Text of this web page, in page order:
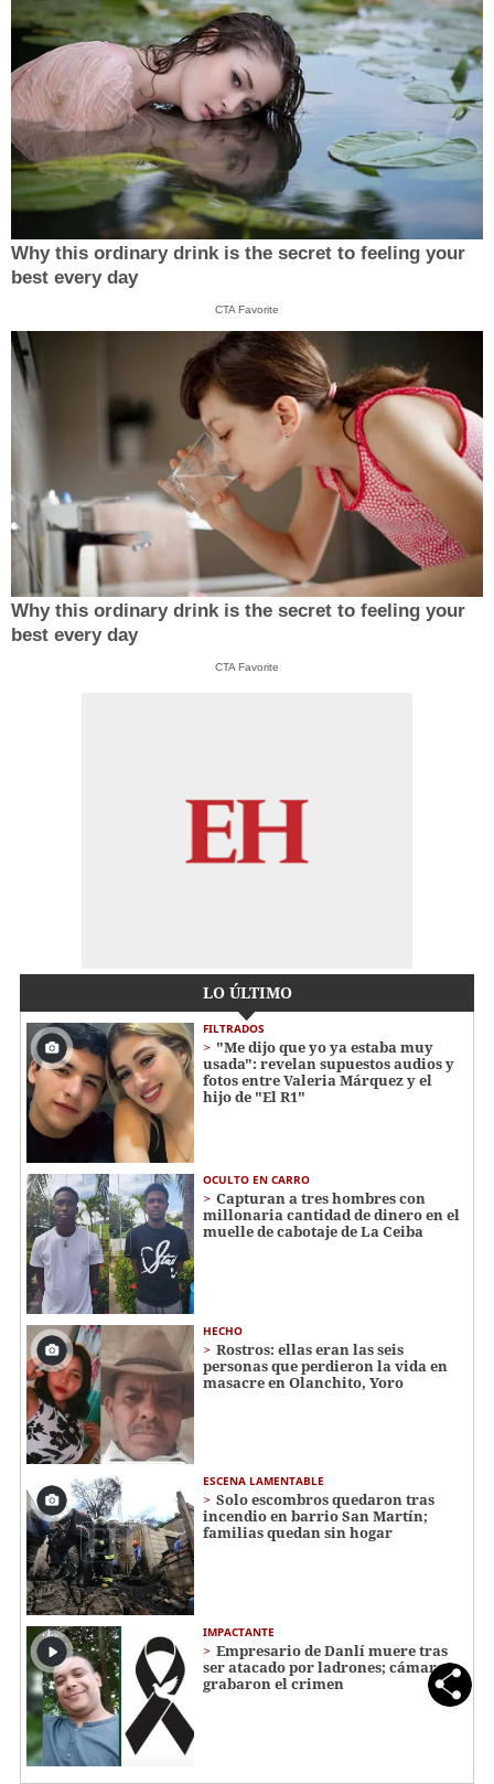
Why this ordinary drink is the secret to feeling your
best every day
CTA Favorite
Why this ordinary drink is the secret to feeling your
best every day
CTA Favorite
LO ÚLTIMO
FILTRADOS
"Me dijo que yo ya estaba muy
usada": revelan supuestos audios y
fotos entre Valeria Márquez y el
hijo de "El R1"
OCULTO EN CARRO
Capturan a tres hombres con
millonaria cantidad de dinero en el
muelle de cabotaje de La Ceiba
HECHO
Rostros: ellas eran las seis
personas que perdieron la vida en
masacre en Olanchito, Yoro
ESCENA LAMENTABLE
Solo escombros quedaron tras
incendio en barrio San Martín;
familias quedan sin hogar
IMPACTANTE
Empresario de Danlí muere tras
ser atacado por ladrones; cámaras
grabaron el crimen